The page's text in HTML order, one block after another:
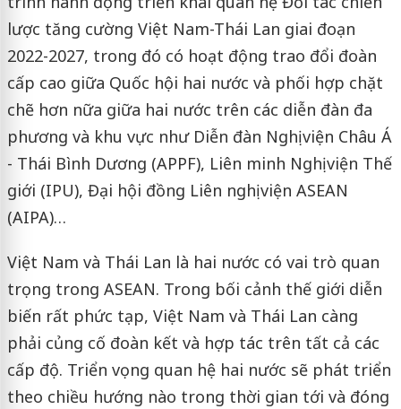
lược tăng cường Việt Nam-Thái Lan giai đoạn
2022-2027, trong đó có hoạt động trao đổi đoàn
cấp cao giữa Quốc hội hai nước và phối hợp chặt
chẽ hơn nữa giữa hai nước trên các diễn đàn đa
phương và khu vực như Diễn đàn Nghị viện Châu Á
- Thái Bình Dương (APPF), Liên minh Nghị viện Thế
giới (IPU), Đại hội đồng Liên nghị viện ASEAN
(AIPA)…
Việt Nam và Thái Lan là hai nước có vai trò quan
trọng trong ASEAN. Trong bối cảnh thế giới diễn
biến rất phức tạp, Việt Nam và Thái Lan càng
phải củng cố đoàn kết và hợp tác trên tất cả các
cấp độ. Triển vọng quan hệ hai nước sẽ phát triển
theo chiều hướng nào trong thời gian tới và đóng